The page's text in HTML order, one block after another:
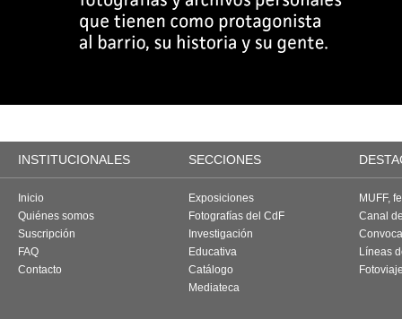
INSTITUCIONALES SECCIONES
Inicio
Quiénes somos
Suscripción
FAQ
Contacto
Exposiciones
Fotografías del CdF
Investigación
Educativa
Catálogo
Mediateca
MUFF,
Canal
Líneas